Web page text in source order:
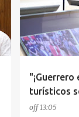
turísticos
Salgado
off 13:05